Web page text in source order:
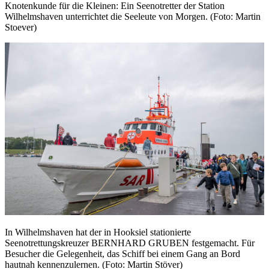
Knotenkunde für die Kleinen: Ein Seenotretter der Station
Wilhelmshaven unterrichtet die Seeleute von Morgen. (Foto: Martin
Stoever)
In Wilhelmshaven hat der in Hooksiel stationierte
Seenotrettungskreuzer BERNHARD GRUBEN festgemacht. Für
Besucher die Gelegenheit, das Schiff bei einem Gang an Bord
hautnah kennenzulernen. (Foto: Martin Stöver)